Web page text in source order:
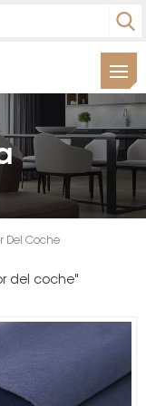
Del Coche
del coche"